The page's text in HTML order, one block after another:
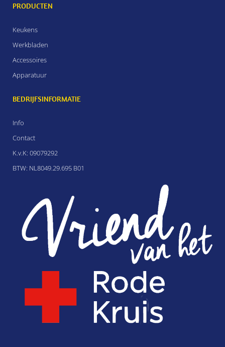
PRODUCTEN
Keukens
Werkbladen
Accessoires
Apparatuur
BEDRIJFSINFORMATIE
Info
Contact
K.v.K: 09079292
BTW: NL8049.29.695 B01